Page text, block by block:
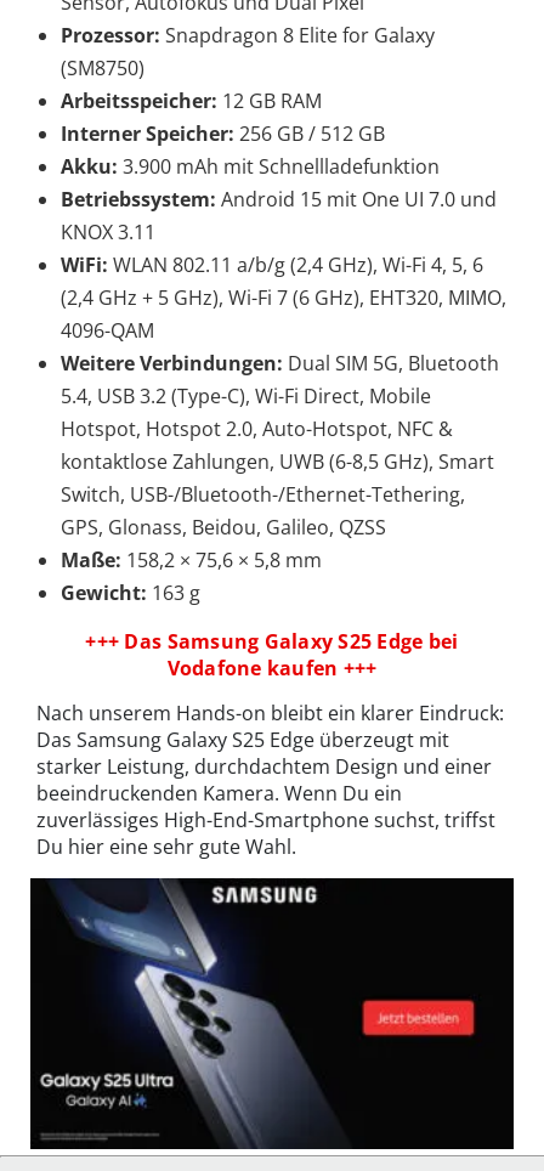
Prozessor: Snapdragon 8 Elite for Galaxy
(SM8750)
Arbeitsspeicher: 12 GB RAM
Interner Speicher: 256 GB / 512 GB
Akku: 3.900 mAh mit Schnellladefunktion
Betriebssystem: Android 15 mit One UI 7.0 und
KNOX 3.11
WiFi: WLAN 802.11 a/b/g (2,4 GHz), Wi-Fi 4, 5, 6
(2,4 GHz + 5 GHz), Wi-Fi 7 (6 GHz), EHT320, MIMO,
4096-QAM
Weitere Verbindungen: Dual SIM 5G, Bluetooth
5.4, USB 3.2 (Type-C), Wi-Fi Direct, Mobile
Hotspot, Hotspot 2.0, Auto-Hotspot, NFC &
kontaktlose Zahlungen, UWB (6-8,5 GHz), Smart
Switch, USB-/Bluetooth-/Ethernet-Tethering,
GPS, Glonass, Beidou, Galileo, QZSS
Maße: 158,2 × 75,6 × 5,8 mm
Gewicht: 163 g
+++ Das Samsung Galaxy S25 Edge bei
Vodafone kaufen +++
Nach unserem Hands-on bleibt ein klarer Eindruck:
Das Samsung Galaxy S25 Edge überzeugt mit
starker Leistung, durchdachtem Design und einer
beeindruckenden Kamera. Wenn Du ein
zuverlässiges High-End-Smartphone suchst, triffst
Du hier eine sehr gute Wahl.